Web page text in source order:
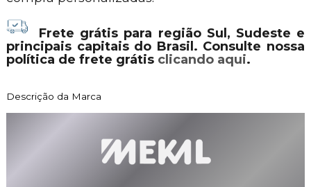
Frete grátis para região Sul, Sudeste e
principais capitais do Brasil. Consulte nossa
política de frete grátis clicando aqui.
Descrição da Marca